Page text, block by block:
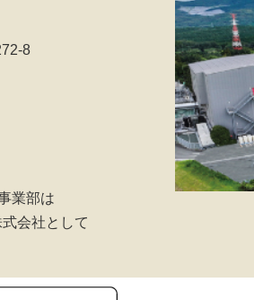
8
業部は
会社として